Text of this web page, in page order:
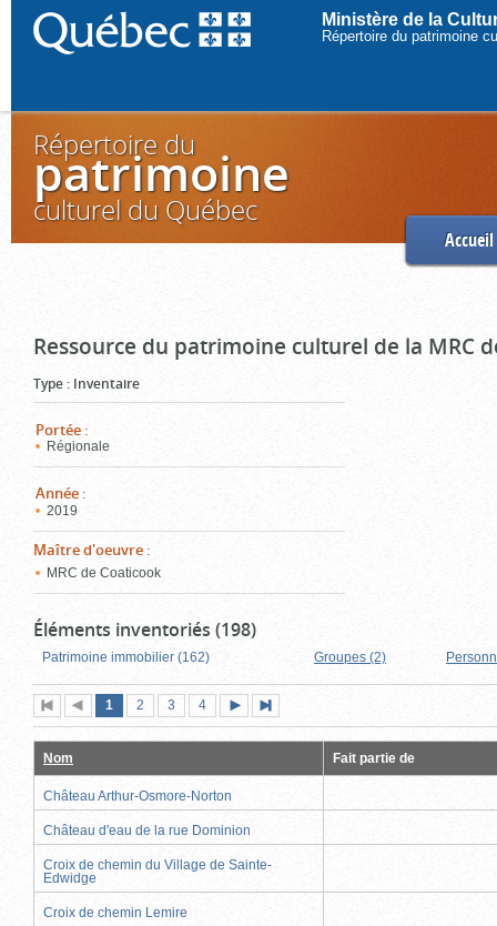
Ministère de la
Répertoire du patrimoine
Répertoire du
patrimoine
culturel du Québec
Accueil
Ressource du patrimoine culturel de la MRC
Type : Inventaire
Portée :
Régionale
Année :
2019
Maître d'oeuvre :
MRC de Coaticook
Éléments inventoriés (198)
Patrimoine immobilier (162) Groupes (2)
Première
page
Page
précédente
Page
1 (page
actuelle)
Page
2 Page
3 Page
4
suivante
page
Nom Fait partie de
Château Arthur-Osmore-Norton
Château d'eau de la rue Dominion
Croix de chemin du Village de Sainte-
Edwidge
Croix de chemin Lemire